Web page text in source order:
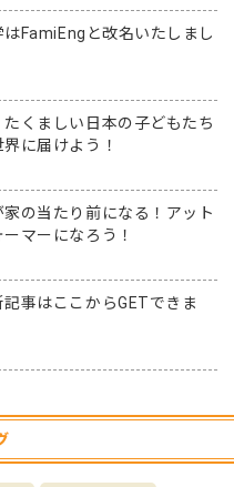
FamiEngと改名いたしまし
くましい日本の子どもたち
に届けよう！
の当たり前になる！アット
マーになろう！
事はここからGETできま